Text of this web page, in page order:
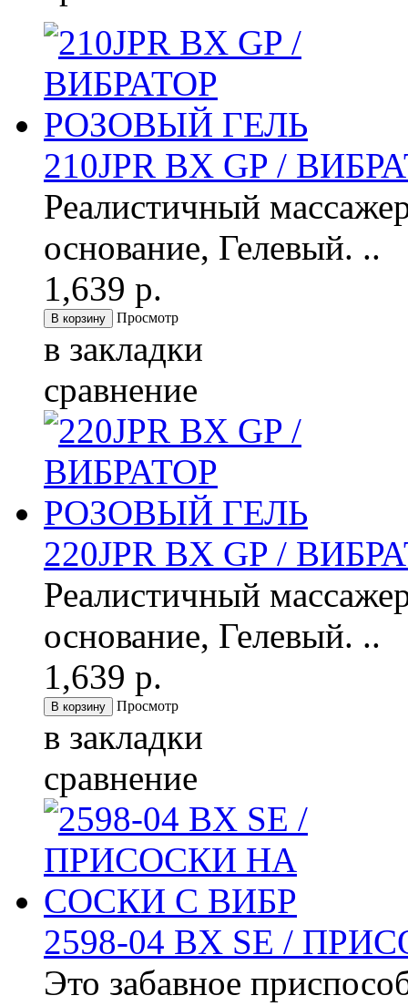
210JPR BX GP /
Реалистичный
основание, Гелевый. ..
1,639 р.
Просмотр
в закладки
сравнение
220JPR BX GP /
Реалистичный
основание, Гелевый. ..
1,639 р.
Просмотр
в закладки
сравнение
2598-04 BX SE /
Это забавное